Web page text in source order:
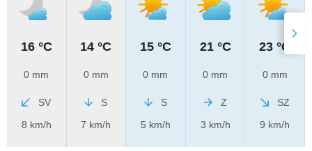
16 °C
0 mm
SV
8 km/h
14 °C
0 mm
S
7 km/h
15 °C
0 mm
S
5 km/h
21 °C
0 mm
Z
3 km/h
23 °C
0 mm
SZ
9 km/h